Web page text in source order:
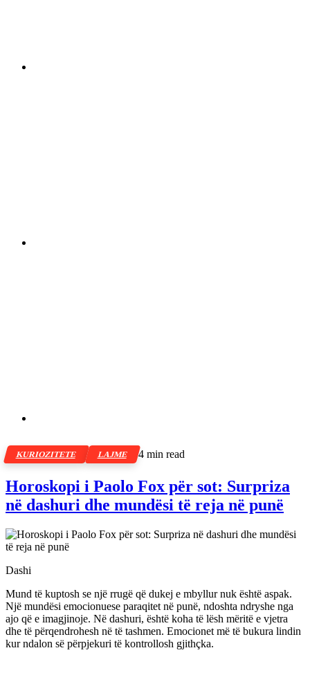
KURIOZITETE LAJME 4 min read
Horoskopi i Paolo Fox për sot: Surpriza
në dashuri dhe mundësi të reja në punë
Dashi
Mund të kuptosh se një rrugë që dukej e mbyllur nuk është aspak.
Një mundësi emocionuese paraqitet në punë, ndoshta ndryshe nga
ajo që e imagjinoje. Në dashuri, është koha të lësh mëritë e vjetra
dhe të përqendrohesh në të tashmen. Emocionet më të bukura lindin
kur ndalon së përpjekuri të kontrollosh gjithçka.